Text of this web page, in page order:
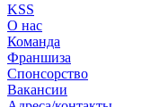
KSS
О нас
Команда
Франшиза
Спонсорство
Вакансии